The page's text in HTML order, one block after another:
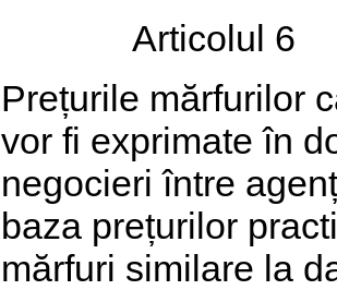
Articolul 6
Prețurile mărfurilor
vor fi exprimate în
negocieri între
baza prețurilor
mărfuri similare la